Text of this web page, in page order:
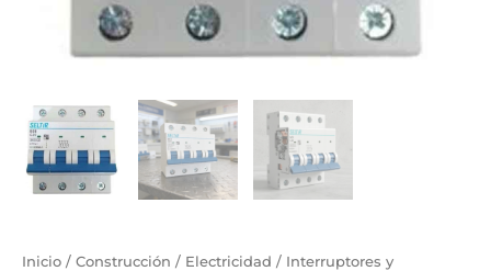
Inicio / Construcción / Electricidad / Interruptores y